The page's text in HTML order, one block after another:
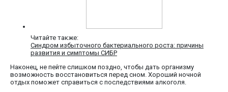
Читайте также:
Синдром избыточного бактериального роста: причины
развития и симптомы СИБР
Наконец, не пейте слишком поздно, чтобы дать организму
возможность восстановиться перед сном. Хороший ночной
отдых поможет справиться с последствиями алкоголя.